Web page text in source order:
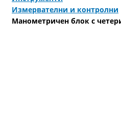
Измервателни и контролни
Mанометричен блок с